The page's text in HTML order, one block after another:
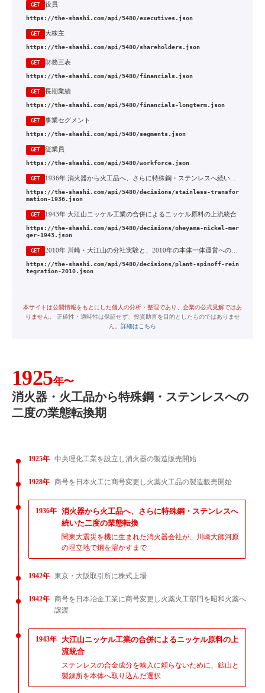
GET 役員
https://the-shashi.com/api/5480/executives.json
GET 大株主
https://the-shashi.com/api/5480/shareholders.json
GET 財務三表
https://the-shashi.com/api/5480/financials.json
GET 長期業績
https://the-shashi.com/api/5480/financials-longterm.json
GET 事業セグメント
https://the-shashi.com/api/5480/segments.json
GET 従業員
https://the-shashi.com/api/5480/workforce.json
GET 1936年 消火器から火工品へ、さらに特殊鋼・ステンレスへ続いた二度の業態転換
https://the-shashi.com/api/5480/decisions/stainless-transfor
mation-1936.json
GET 1943年 大江山ニッケル工業の合併によるニッケル原料の上流統合
https://the-shashi.com/api/5480/decisions/oheyama-nickel-mer
ger-1943.json
GET 2010年 川崎・大江山の分社実験と、2010年の本体一体運営への回帰
https://the-shashi.com/api/5480/decisions/plant-spinoff-rein
tegration-2010.json
本サイトは公開情報をもとにした個人の分析・整理であり、企業の公式見解ではあ
りません。
正確性・適時性は保証せず、投資助言を目的としたものではありませ
ん。 詳細はこちら
1925年〜
消火器・火工品から特殊鋼・ステンレスへの
二度の業態転換期
1925年 中央理化工業を設立し消火器の製造販売開始
1928年 商号を日本火工に商号変更し火薬火工品の製造販売開始
1936年 消火器から火工品へ、さらに特殊鋼・ステンレスへ
続いた二度の業態転換
関東大震災を機に生まれた消火器会社が、川崎大師河原
の埋立地で鋼を溶かすまで
1942年 東京・大阪取引所に株式上場
1942年 商号を日本冶金工業に商号変更し火薬火工部門を昭和火薬へ
譲渡
1943年 大江山ニッケル工業の合併によるニッケル原料の上
流統合
ステンレスの合金成分を輸入に頼らないために、鉱山と
製錬所を本体へ取り込んだ選択